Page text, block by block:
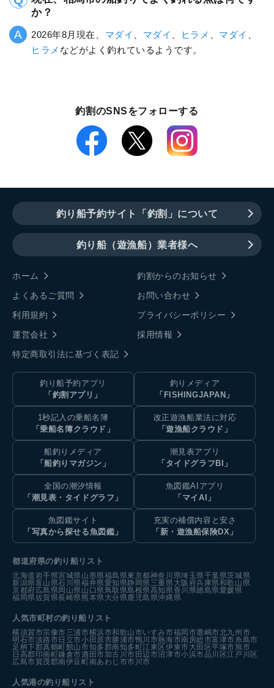
か？
2026年8月現在、 マダイ マダイ ヒラメ マダイ
ヒラメ などがよく釣れているようです。
釣割のSNSをフォローする
釣り船予約サイト「釣割」について
釣り船（遊漁船）業者様へ
ホーム
釣割からのお知らせ
よくあるご質問
お問い合わせ
利用規約
プライバシーポリシー
運営会社
採用情報
特定商取引法に基づく表記
釣り船予約アプリ
「釣割アプリ」
釣りメディア
「FISHINGJAPAN」
1秒記入の乗船名簿
「乗船名簿クラウド」
改正遊漁船業法に対応
「遊漁船クラウド」
船釣りメディア
「船釣りマガジン」
潮見表アプリ
「タイドグラフBI」
全国の潮汐情報
「潮見表・タイドグラフ」
魚図鑑AIアプリ
「マイAI」
魚図鑑サイト
「写真から探せる魚図鑑」
充実の補償内容と安さ
「新・遊漁船保険DX」
都道府県の釣り船リスト
北海道岩手県宮城県山形県福島県東京都神奈川県埼玉県千葉県茨城県
新潟県富山県石川県福井県愛知県静岡県三重県大阪府兵庫県和歌山県
京都府広島県岡山県山口県鳥取県島根県高知県香川県徳島県愛媛県
福岡県佐賀県長崎県熊本県大分県鹿児島県沖縄県
人気市町村の釣り船リスト
横須賀市宗像市三浦市横浜市和歌山市いすみ市福岡市鹿嶋市北九州市
明石市淡路市 日立市小田原市勝浦市鴨川市熱海市南房総市富津市糸島市
足柄下郡真鶴町館山市知多郡南知多町江東区伊東市大田区平塚市旭市
日高郡印南町鎌倉市酒田市加古川市 田辺市沼津市小浜市品川区江戸川区
広島市賀茂郡南伊豆町南あわじ市市川市
人気港の釣り船リスト